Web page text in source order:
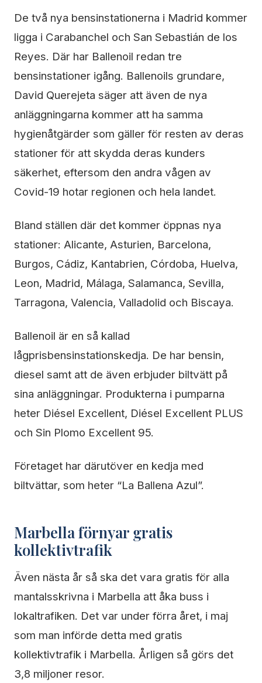
De två nya bensinstationerna i Madrid kommer
ligga i Carabanchel och San Sebastián de los
Reyes. Där har Ballenoil redan tre
bensinstationer igång. Ballenoils grundare,
David Querejeta säger att även de nya
anläggningarna kommer att ha samma
hygienåtgärder som gäller för resten av deras
stationer för att skydda deras kunders
säkerhet, eftersom den andra vågen av
Covid-19 hotar regionen och hela landet.
Bland ställen där det kommer öppnas nya
stationer: Alicante, Asturien, Barcelona,
Burgos, Cádiz, Kantabrien, Córdoba, Huelva,
Leon, Madrid, Málaga, Salamanca, Sevilla,
Tarragona, Valencia, Valladolid och Biscaya.
Ballenoil är en så kallad
lågprisbensinstationskedja. De har bensin,
diesel samt att de även erbjuder biltvätt på
sina anläggningar. Produkterna i pumparna
heter Diésel Excellent, Diésel Excellent PLUS
och Sin Plomo Excellent 95.
Företaget har därutöver en kedja med
biltvättar, som heter “La Ballena Azul”.
Marbella förnyar gratis
kollektivtrafik
Även nästa år så ska det vara gratis för alla
mantalsskrivna i Marbella att åka buss i
lokaltrafiken. Det var under förra året, i maj
som man införde detta med gratis
kollektivtrafik i Marbella. Årligen så görs det
3,8 miljoner resor.